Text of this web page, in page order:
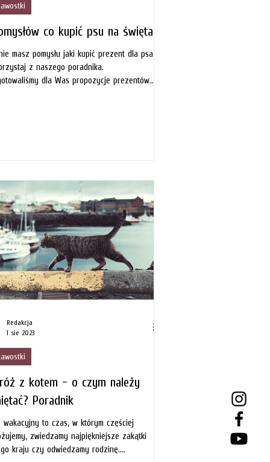
co kupić psu na święta
masz pomysłu jaki kupić prezent dla psa
z naszego poradnika.
dla Was propozycje prezentów...
z kotem - o czym należy
Poradnik
wakacyjny to czas, w którym częściej
zwiedzamy najpiękniejsze zakątki
kraju czy odwiedzamy rodzinę.
Redakcja
1 sie 2023